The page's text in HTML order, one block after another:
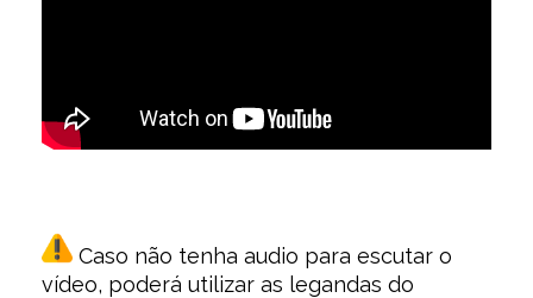
Caso não tenha audio para escutar o
vídeo, poderá utilizar as legandas do